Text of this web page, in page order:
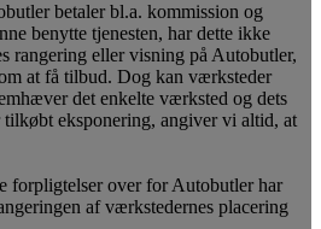
betaler bl.a. kommission og
benytte tjenesten, har dette ikke
rangering eller visning på Autobutler,
at få tilbud. Dog kan værksteder
det enkelte værksted og dets
eksponering, angiver vi altid, at
forpligtelser over for Autobutler har
af værkstedernes placering